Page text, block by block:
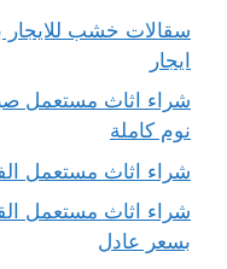
سقالات خشب
ايجار
شراء اثاث مستعمل
نوم كاملة
شراء اثاث مستعمل
شراء اثاث مستعمل
بسعر عادل